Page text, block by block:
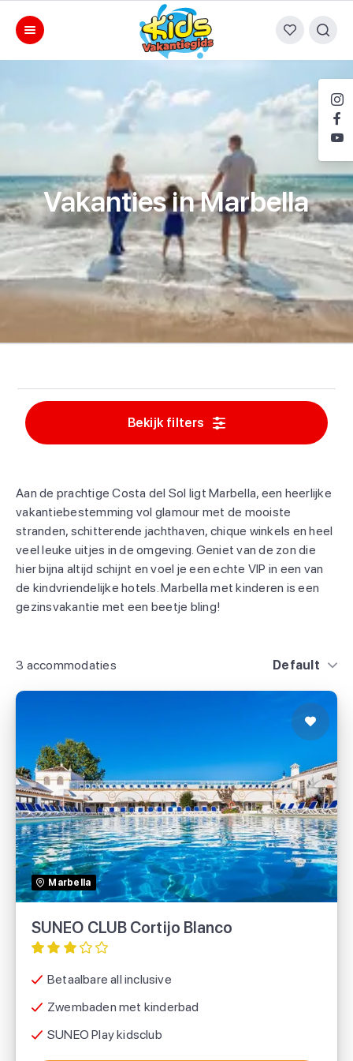
Vakanties in Marbella
Bekijk filters
3 accommodaties Default
Marbella
SUNEO CLUB Cortijo Blanco
Betaalbare all inclusive
Zwembaden met kinderbad
SUNEO Play kidsclub
SUNEO CLUB Cortijo Blanco
TUI
Aan de prachtige Costa del Sol ligt Marbella, een heerlijke
vakantiebestemming vol glamour met de mooiste
stranden, schitterende jachthaven, chique winkels en heel
veel leuke uitjes in de omgeving. Geniet van de zon die
hier bijna altijd schijnt en voel je een echte VIP in een van
de kindvriendelijke hotels. Marbella met kinderen is een
gezinsvakantie met een beetje bling!